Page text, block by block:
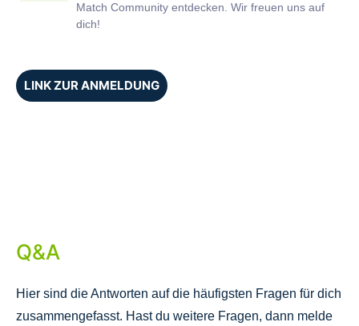
Match Community entdecken. Wir freuen uns auf
dich!
LINK ZUR ANMELDUNG
Q&A
Hier sind die Antworten auf die häufigsten Fragen für dich
zusammengefasst. Hast du weitere Fragen, dann melde